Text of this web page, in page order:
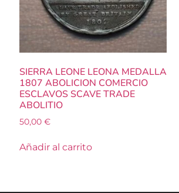
SIERRA LEONE LEONA MEDALLA
1807 ABOLICION COMERCIO
ESCLAVOS SCAVE TRADE
ABOLITIO
50,00 €
Añadir al carrito